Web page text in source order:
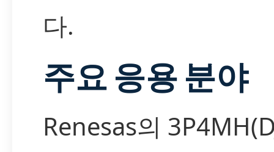
다.
주요 응용 분야
Renesas의